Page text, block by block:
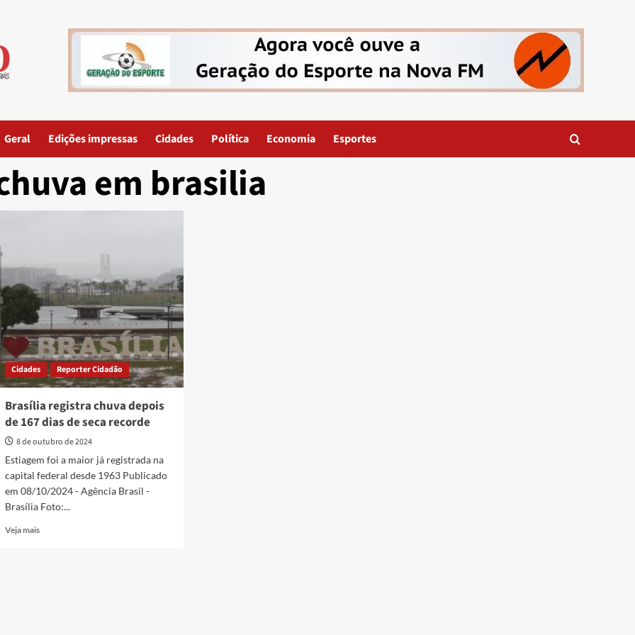
Geral Edições impressas Cidades Política Economia Esportes
em brasilia
Cidades Reporter Cidadão
Brasília registra chuva depois
de 167 dias de seca recorde
8 de outubro de 2024
Estiagem foi a maior já registrada na
capital federal desde 1963 Publicado
em 08/10/2024 - Agência Brasil -
Brasília Foto:...
Veja maisRead